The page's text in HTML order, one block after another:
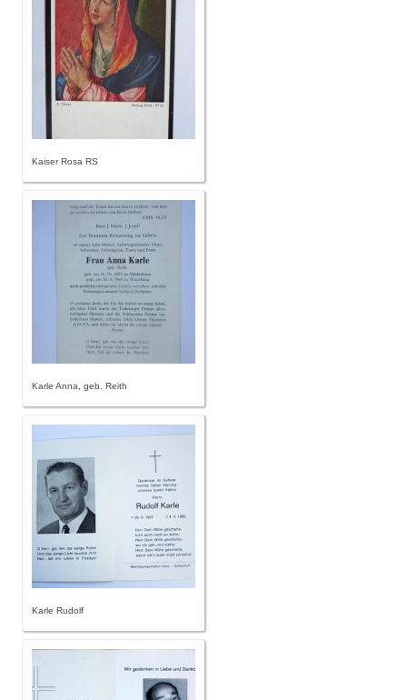
Kaiser Rosa RS
Karle Anna, geb. Reith
Karle Rudolf